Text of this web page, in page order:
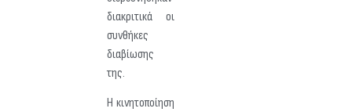
διακριτικά οι
συνθήκες
διαβίωσης
της.
Η κινητοποίηση